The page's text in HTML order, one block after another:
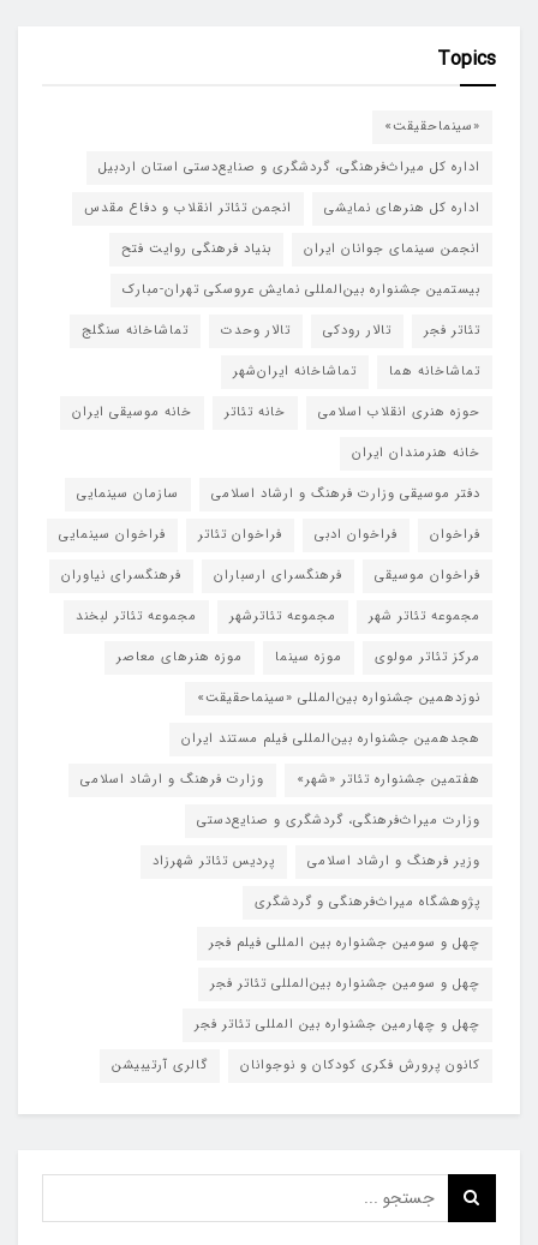
Topics
«سینماحقیقت»
اداره کل میراث‌فرهنگی، گردشگری و صنایع‌دستی استان اردبیل
اداره کل هنرهای نمایشی
انجمن تئاتر انقلاب و دفاع مقدس
انجمن سینمای جوانان ایران
بنیاد فرهنگی روایت فتح
بیستمین جشنواره بین‌المللی نمایش عروسکی تهران-مبارک
تئاتر فجر
تالار رودکی تالار وحدت
تماشاخانه سنگلج
تماشاخانه هما
تماشاخانه‌ ایران‌شهر
حوزه هنری انقلاب اسلامی
خانه تئاتر
خانه موسیقی ایران
خانه هنرمندان ایران
دفتر موسیقی وزارت فرهنگ و ارشاد اسلامی
سازمان سینمایی
فراخوان
فراخوان ادبی فراخوان تئاتر
فراخوان سینمایی
فراخوان موسیقی
فرهنگسرای ارسباران
فرهنگسرای نیاوران
مجموعه تئاتر شهر
مجموعه تئاترشهر
مجموعه تئاتر لبخند
مرکز تئاتر مولوی
موزه سینما
موزه هنرهای معاصر
نوزدهمین جشنواره بین‌المللی «سینماحقیقت»
هجدهمین جشنواره بین‌المللی فیلم مستند ایران
هفتمین جشنواره تئاتر «شهر»
وزارت فرهنگ و ارشاد اسلامی
وزارت میراث‌فرهنگی، گردشگری و صنایع‌دستی
وزیر فرهنگ و ارشاد اسلامی
پردیس تئاتر شهرزاد
پژوهشگاه میراث‌فرهنگی و گردشگری
چهل و سومین جشنواره بین المللی فیلم فجر
چهل و سومین جشنواره بین‌المللی تئاتر فجر
چهل و چهارمین جشنواره بین المللی تئاتر فجر
کانون پرورش فکری کودکان و نوجوانان
گالری آرتیبیشن